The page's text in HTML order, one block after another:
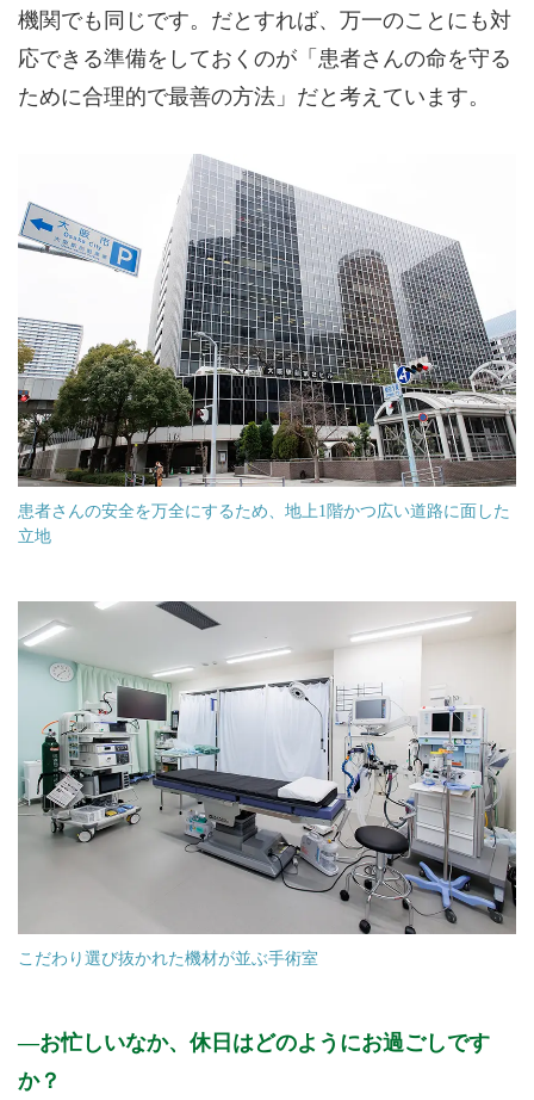
機関でも同じです。だとすれば、万一のことにも対
応できる準備をしておくのが「患者さんの命を守る
ために合理的で最善の方法」だと考えています。
患者さんの安全を万全にするため、地上1階かつ広い道路に面した
立地
こだわり選び抜かれた機材が並ぶ手術室
お忙しいなか、休日はどのようにお過ごしです
か？